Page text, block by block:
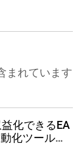
まれています
化できるEA
化ツールも